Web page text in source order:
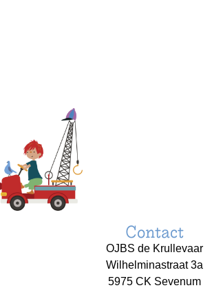
Contact
OJBS de Krullevaar
Wilhelminastraat 3a
5975 CK Sevenum